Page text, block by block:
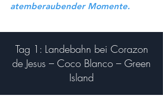
atemberaubender Momente.
Tag 1: Landebahn bei Corazon
de Jesus – Coco Blanco – Green
Island